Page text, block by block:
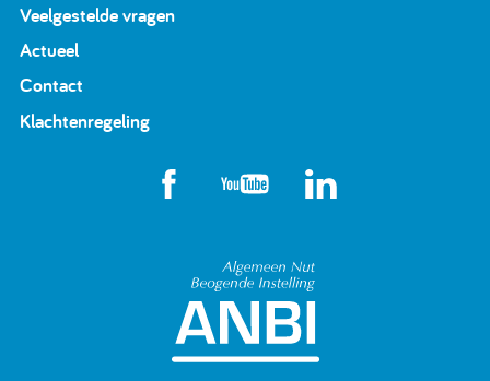
Veelgestelde vragen
Actueel
Contact
Klachtenregeling